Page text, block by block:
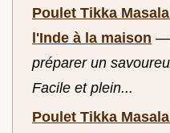
Poulet Tikka
l'Inde à la maison —
préparer un
Facile et plein...
Poulet Tikka